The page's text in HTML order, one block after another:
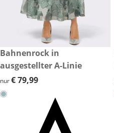
€ 79,99
Bahnenrock in
ausgestellter A-Linie
€ 79,99
nur€ 79,99